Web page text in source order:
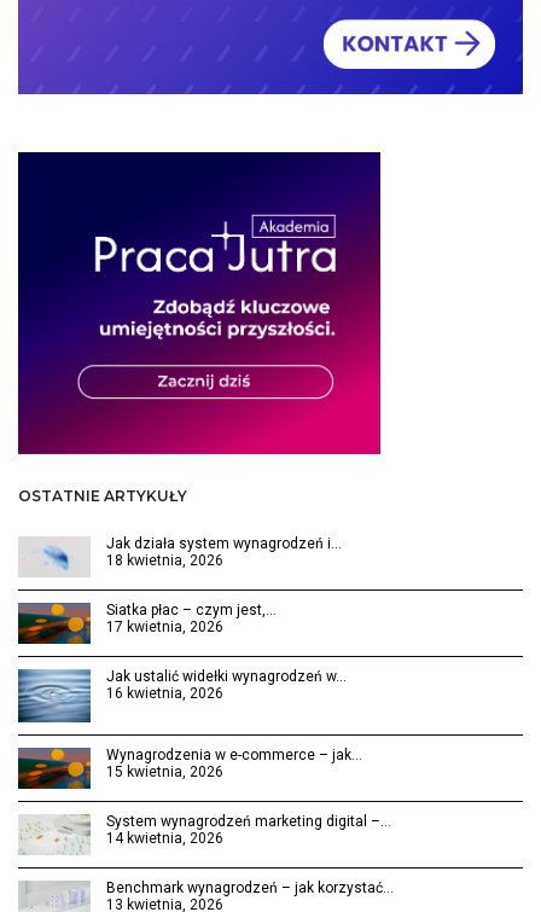
OSTATNIE ARTYKUŁY
Jak działa system wynagrodzeń i…
18 kwietnia, 2026
Siatka płac – czym jest,…
17 kwietnia, 2026
Jak ustalić widełki wynagrodzeń w…
16 kwietnia, 2026
Wynagrodzenia w e-commerce – jak…
15 kwietnia, 2026
System wynagrodzeń marketing digital –…
14 kwietnia, 2026
Benchmark wynagrodzeń – jak korzystać…
13 kwietnia, 2026